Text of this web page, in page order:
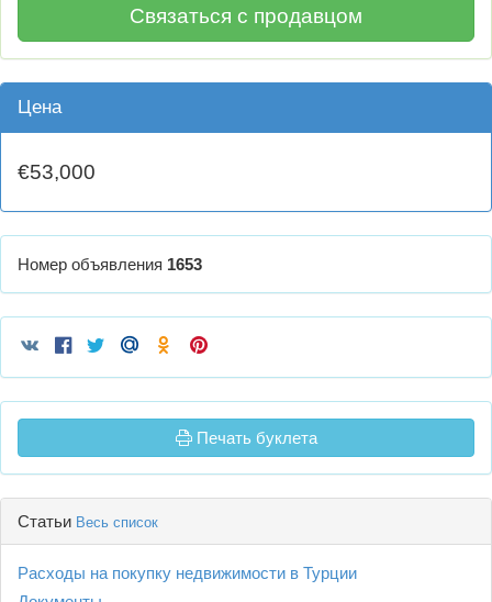
Связаться с продавцом
Цена
€53,000
Номер объявления 1653
Печать буклета
Статьи Весь список
Расходы на покупку недвижимости в Турции